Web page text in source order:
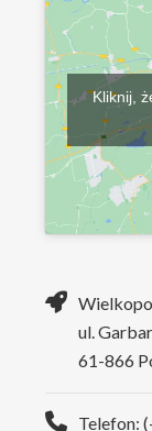
Kliknij,
ul.
61-866
Telefon: